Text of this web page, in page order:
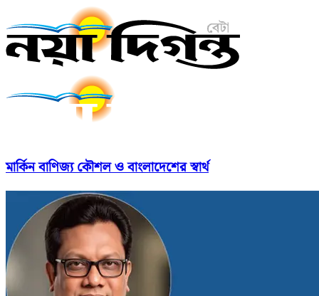
মার্কিন বাণিজ্য কৌশল ও বাংলাদেশের স্বার্থ